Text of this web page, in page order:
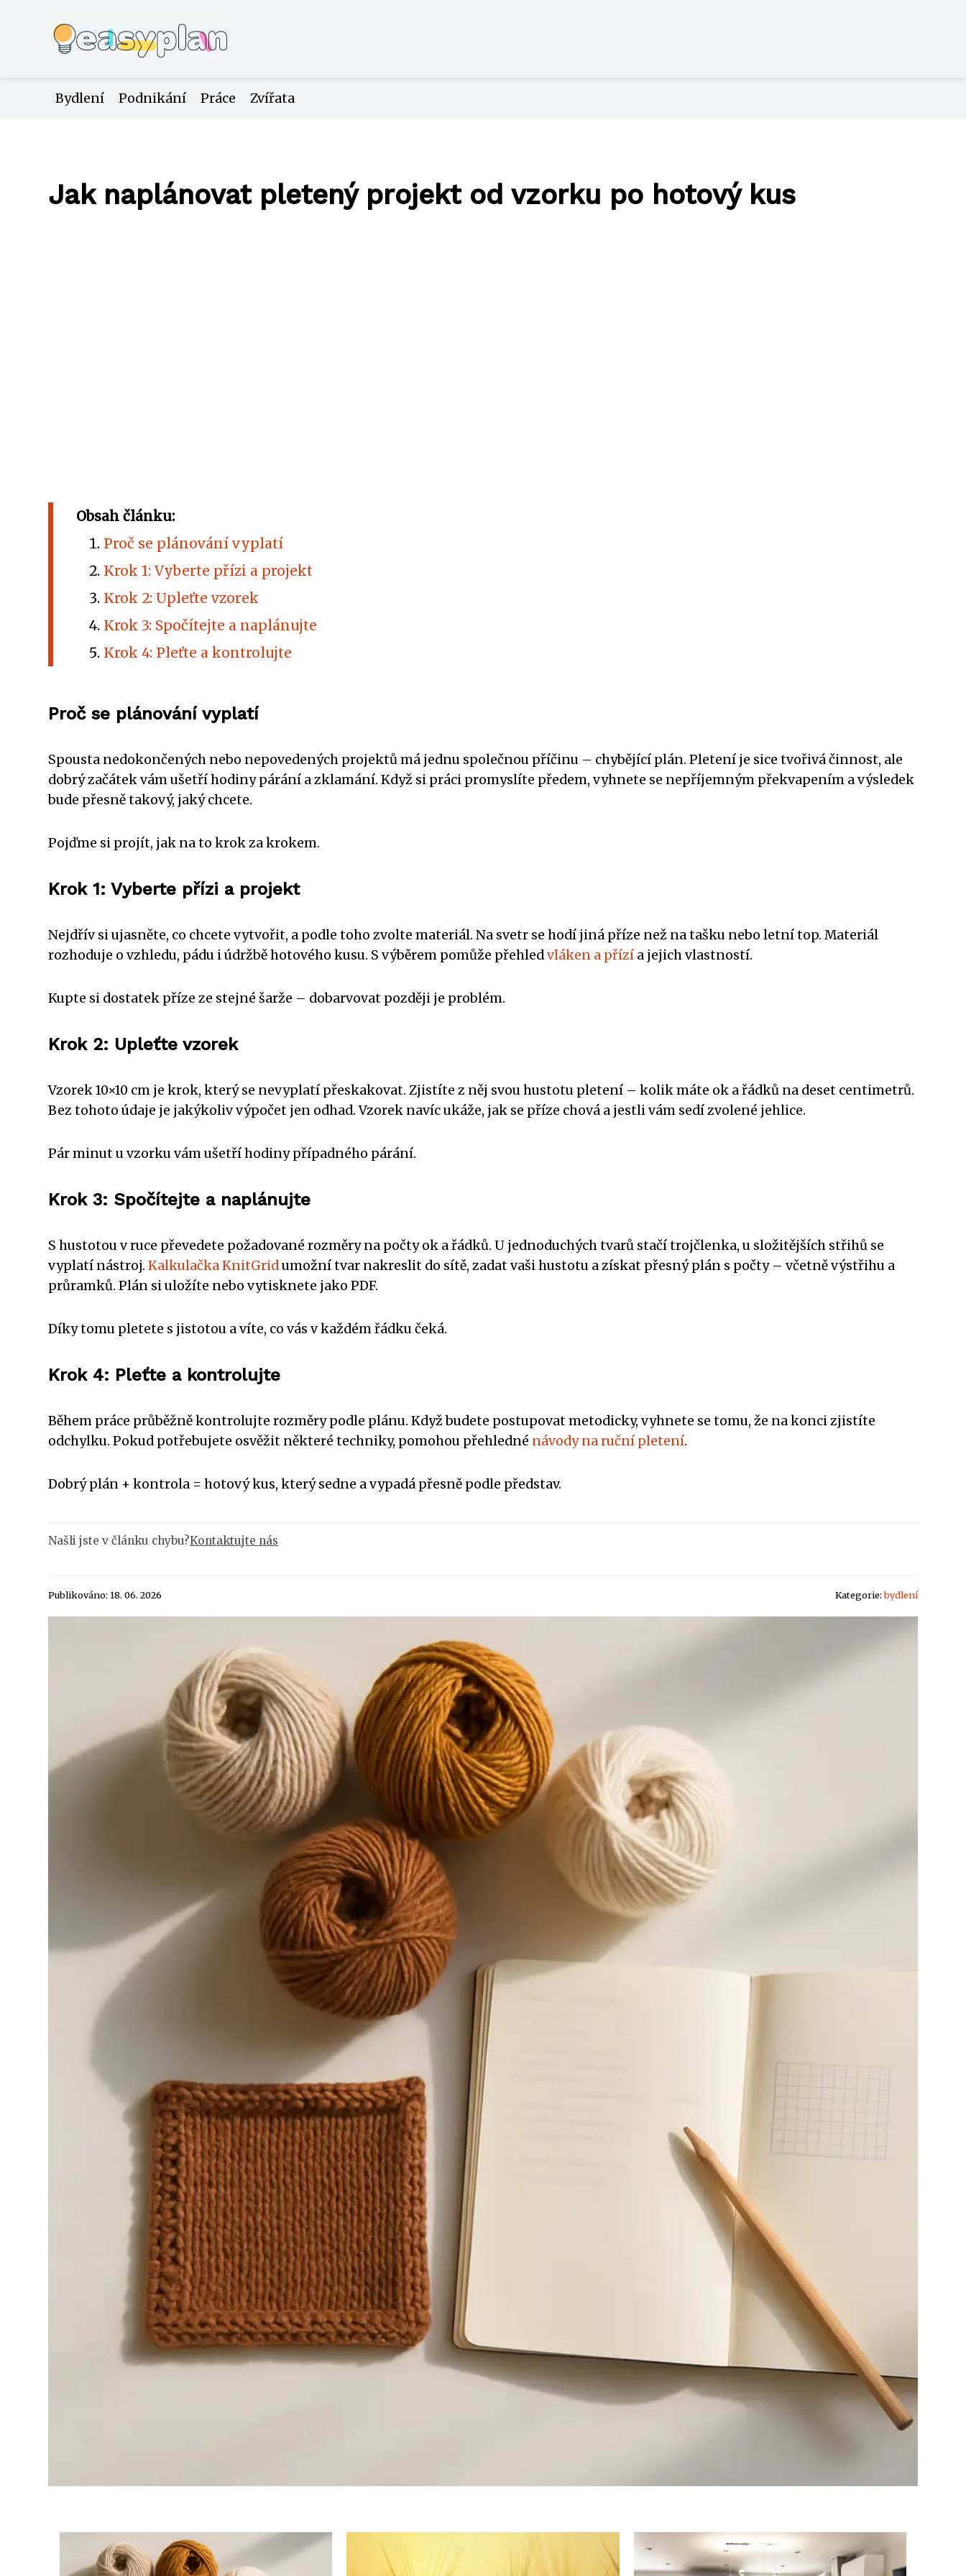
Bydlení Podnikání Práce Zvířata
Jak naplánovat pletený projekt od vzorku po hotový kus
Obsah článku:
Proč se plánování vyplatí
Krok 1: Vyberte přízi a projekt
Krok 2: Upleťte vzorek
Krok 3: Spočítejte a naplánujte
Krok 4: Pleťte a kontrolujte
Proč se plánování vyplatí
Spousta nedokončených nebo nepovedených projektů má jednu společnou příčinu – chybějící plán. Pletení je sice tvořivá činnost, ale
dobrý začátek vám ušetří hodiny párání a zklamání. Když si práci promyslíte předem, vyhnete se nepříjemným překvapením a výsledek
bude přesně takový, jaký chcete.
Pojďme si projít, jak na to krok za krokem.
Krok 1: Vyberte přízi a projekt
Nejdřív si ujasněte, co chcete vytvořit, a podle toho zvolte materiál. Na svetr se hodí jiná příze než na tašku nebo letní top. Materiál
rozhoduje o vzhledu, pádu i údržbě hotového kusu. S výběrem pomůže přehledvláken a přízí a jejich vlastností.
Kupte si dostatek příze ze stejné šarže – dobarvovat později je problém.
Krok 2: Upleťte vzorek
Vzorek 10×10 cm je krok, který se nevyplatí přeskakovat. Zjistíte z něj svou hustotu pletení – kolik máte ok a řádků na deset centimetrů.
Bez tohoto údaje je jakýkoliv výpočet jen odhad. Vzorek navíc ukáže, jak se příze chová a jestli vám sedí zvolené jehlice.
Pár minut u vzorku vám ušetří hodiny případného párání.
Krok 3: Spočítejte a naplánujte
S hustotou v ruce převedete požadované rozměry na počty ok a řádků. U jednoduchých tvarů stačí trojčlenka, u složitějších střihů se
vyplatí nástroj. Kalkulačka KnitGridumožní tvar nakreslit do sítě, zadat vaši hustotu a získat přesný plán s počty – včetně výstřihu a
průramků. Plán si uložíte nebo vytisknete jako PDF.
Díky tomu pletete s jistotou a víte, co vás v každém řádku čeká.
Krok 4: Pleťte a kontrolujte
Během práce průběžně kontrolujte rozměry podle plánu. Když budete postupovat metodicky, vyhnete se tomu, že na konci zjistíte
odchylku. Pokud potřebujete osvěžit některé techniky, pomohou přehledné návody na ruční pletení.
Dobrý plán + kontrola = hotový kus, který sedne a vypadá přesně podle představ.
Našli jste v článku chybu?Kontaktujte nás
Publikováno: 18. 06. 2026 Kategorie:bydlení